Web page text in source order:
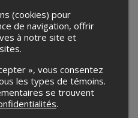
mandataire pourConseil
la mutualitédans le cadre de
billets pour ses événements.
cet événement, veuillez
Conseil québécois de la
(cookies) pour
de navigation, offrir
à notre site et
», vous consentez
les types de témoins.
se trouvent
.